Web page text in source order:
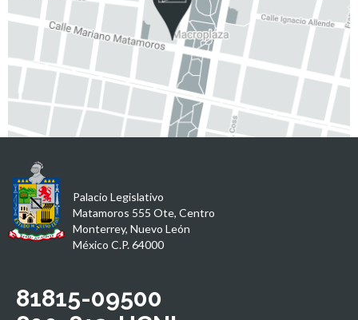
Palacio Legislativo
Matamoros 555 Ote, Centro
Monterrey, Nuevo León
México C.P. 64000
81815-09500